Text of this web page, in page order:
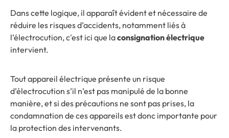
Dans cette logique, il apparaît évident et nécessaire de
réduire les risques d’accidents, notamment liés à
l’électrocution, c'est ici que laconsignation électrique
intervient.
Tout appareil électrique présente un risque
d’électrocution s’il n’est pas manipulé de la bonne
manière, et si des précautions ne sont pas prises, la
condamnation de ces appareils est donc importante pour
la protection des intervenants.